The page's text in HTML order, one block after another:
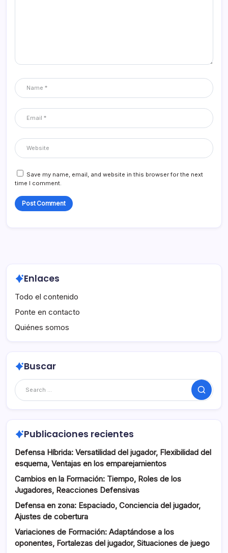
Save my name, email, and website in this browser for the next
time I comment.
Enlaces
Todo el contenido
Ponte en contacto
Quiénes somos
Buscar
Search
Publicaciones recientes
Defensa Híbrida: Versatilidad del jugador, Flexibilidad del
esquema, Ventajas en los emparejamientos
Cambios en la Formación: Tiempo, Roles de los
Jugadores, Reacciones Defensivas
Defensa en zona: Espaciado, Conciencia del jugador,
Ajustes de cobertura
Variaciones de Formación: Adaptándose a los
oponentes, Fortalezas del jugador, Situaciones de juego